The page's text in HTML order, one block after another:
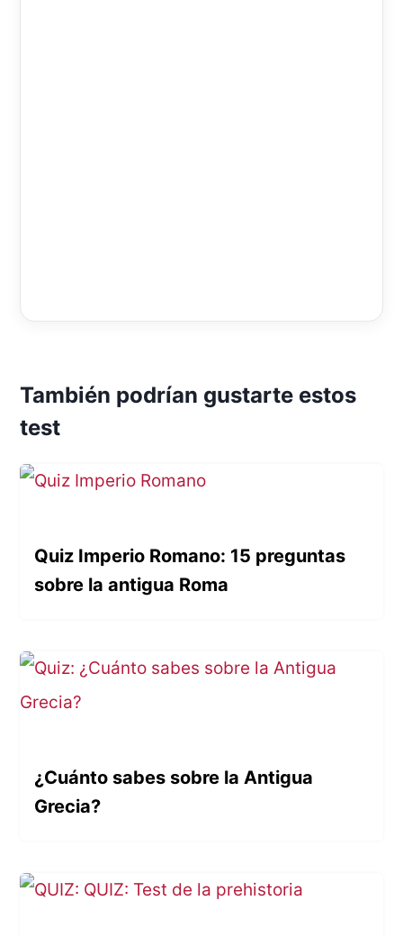
También podrían gustarte estos
test
Quiz Imperio Romano: 15 preguntas
sobre la antigua Roma
¿Cuánto sabes sobre la Antigua
Grecia?